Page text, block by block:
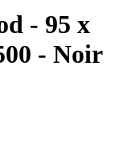
- 95 x
- Noir